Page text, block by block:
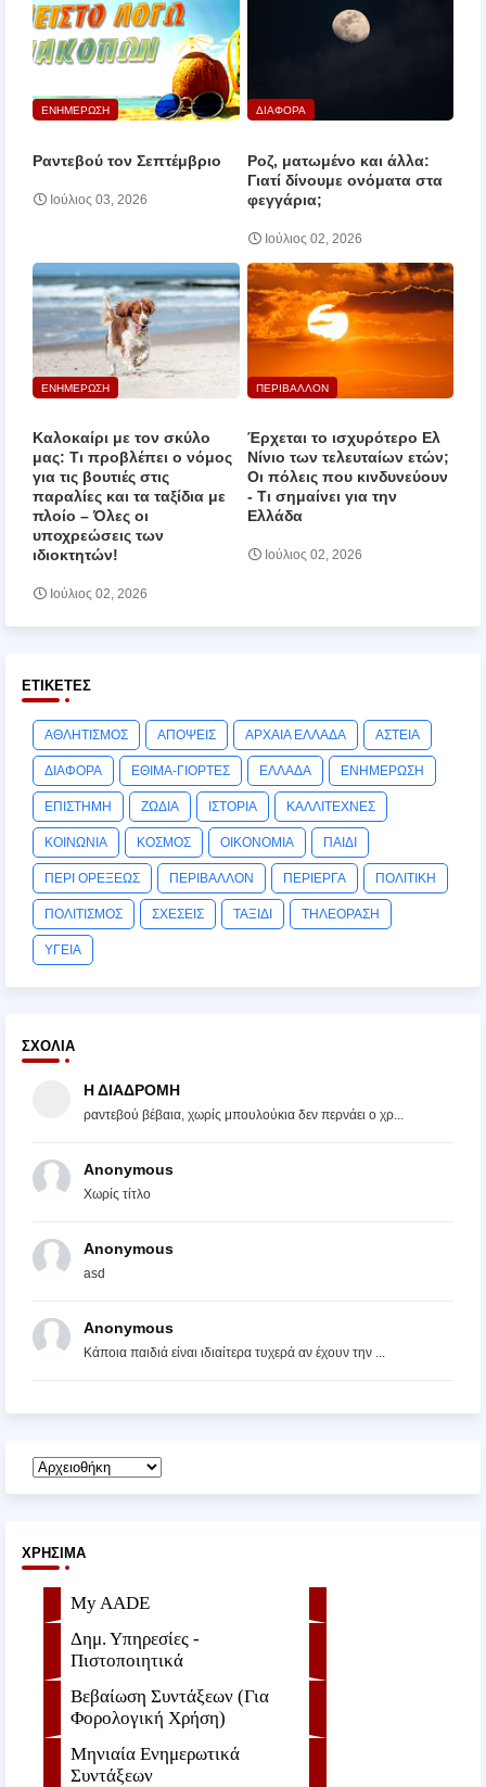
ΕΝΗΜΕΡΩΣΗ
Ραντεβού τον Σεπτέμβριο
Ιούλιος 03, 2026
ΔΙΑΦΟΡΑ
Ροζ, ματωμένο και άλλα:
Γιατί δίνουμε ονόματα στα
φεγγάρια;
Ιούλιος 02, 2026
ΕΝΗΜΕΡΩΣΗ
Καλοκαίρι με τον σκύλο
μας: Τι προβλέπει ο νόμος
για τις βουτιές στις
παραλίες και τα ταξίδια με
πλοίο – Όλες οι
υποχρεώσεις των
ιδιοκτητών!
Ιούλιος 02, 2026
ΠΕΡΙΒΑΛΛΟΝ
Έρχεται το ισχυρότερο Ελ
Νίνιο των τελευταίων ετών;
Οι πόλεις που κινδυνεύουν
‑ Τι σημαίνει για την
Ελλάδα
Ιούλιος 02, 2026
ΕΤΙΚΈΤΕΣ
ΑΘΛΗΤΙΣΜΟΣ ΑΠΟΨΕΙΣ ΑΡΧΑΙΑ ΕΛΛΑΔΑ ΑΣΤΕΙΑ
ΔΙΑΦΟΡΑ ΕΘΙΜΑ-ΓΙΟΡΤΕΣ ΕΛΛΑΔΑ ΕΝΗΜΕΡΩΣΗ
ΕΠΙΣΤΗΜΗ ΖΩΔΙΑ ΙΣΤΟΡΙΑ ΚΑΛΛΙΤΕΧΝΕΣ
ΚΟΙΝΩΝΙΑ ΚΟΣΜΟΣ ΟΙΚΟΝΟΜΙΑ ΠΑΙΔΙ
ΠΕΡΙ ΟΡΕΞΕΩΣ ΠΕΡΙΒΑΛΛΟΝ ΠΕΡΙΕΡΓΑ ΠΟΛΙΤΙΚΗ
ΠΟΛΙΤΙΣΜΟΣ ΣΧΕΣΕΙΣ ΤΑΞΙΔΙ ΤΗΛΕΟΡΑΣΗ
ΥΓΕΙΑ
ΣΧΌΛΙΑ
Η ΔΙΑΔΡΟΜΗ
ραντεβού βέβαια, χωρίς μπουλούκια δεν περνάει ο χρ...
Anonymous
Χωρίς τίτλο
Anonymous
asd
Anonymous
Κάποια παιδιά είναι ιδιαίτερα τυχερά αν έχουν την ...
ΧΡΉΣΙΜΑ
My AADE
Δημ. Υπηρεσίες -
Πιστοποιητικά
Βεβαίωση Συντάξεων (Για
Φορολογική Χρήση)
Μηνιαία Ενημερωτικά
Συντάξεων